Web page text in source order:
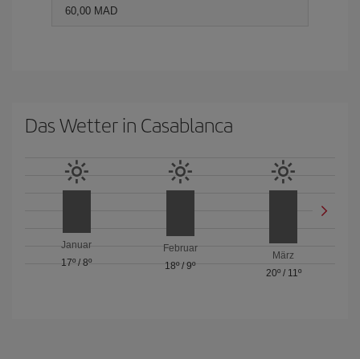
60,00 MAD
Das Wetter in Casablanca
Januar
17º /8º
Februar
18º/ 9º
März
20º/ 11º